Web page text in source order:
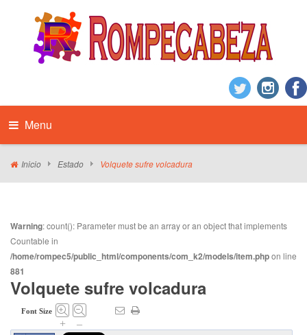
Menu
Inicio Estado Volquete sufre volcadura
Warning: count(): Parameter must be an array or an object that implements
Countable in
/home/rompec5/public_html/components/com_k2/models/item.phpon line
881
Volquete sufre volcadura
Font Size
+ –